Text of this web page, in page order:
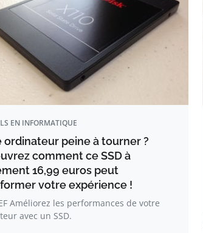
EN INFORMATIQUE
ordinateur peine à tourner ?
comment ce SSD à
16,99 euros peut
votre expérience !
Améliorez les performances de votre
avec un SSD.